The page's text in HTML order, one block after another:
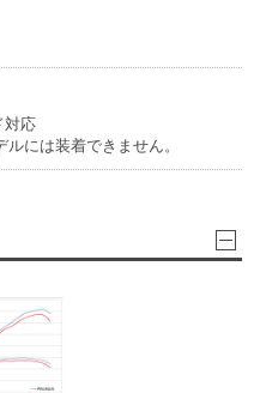
対応
には装着できません。